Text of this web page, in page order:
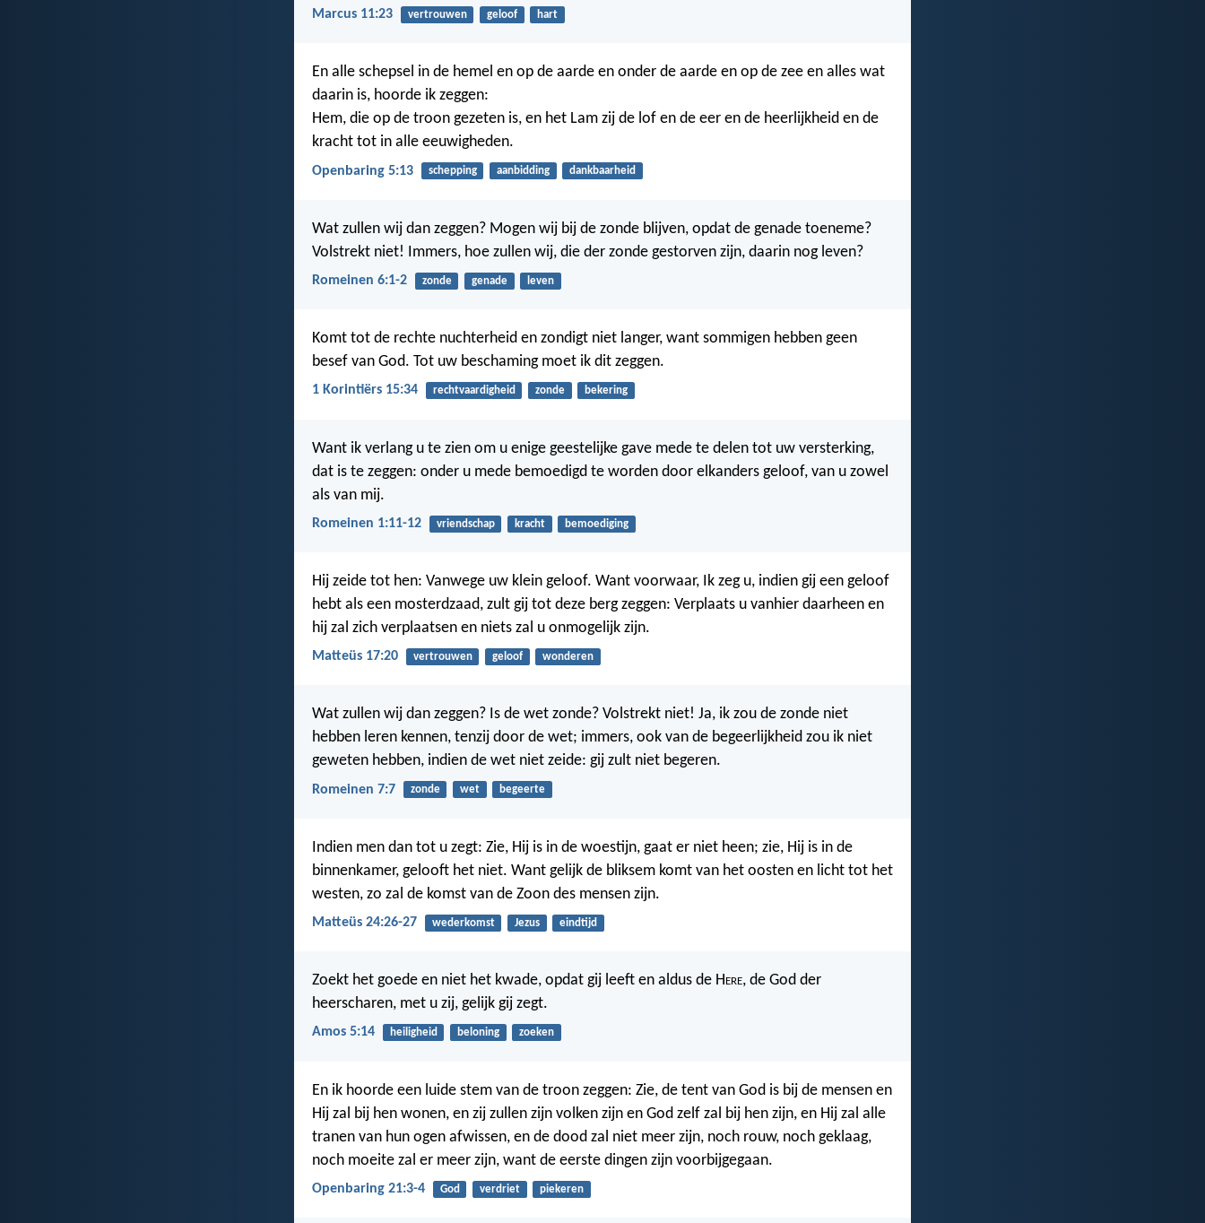
Marcus 11:23 vertrouwen geloof hart
En alle schepsel in de hemel en op de aarde en onder de aarde en op de zee en alles wat
daarin is, hoorde ik zeggen:
Hem, die op de troon gezeten is, en het Lam zij de lof en de eer en de heerlijkheid en de
kracht tot in alle eeuwigheden.
Openbaring 5:13 schepping aanbidding dankbaarheid
Wat zullen wij dan zeggen? Mogen wij bij de zonde blijven, opdat de genade toeneme?
Volstrekt niet! Immers, hoe zullen wij, die der zonde gestorven zijn, daarin nog leven?
Romeinen 6:1-2 zonde genade leven
Komt tot de rechte nuchterheid en zondigt niet langer, want sommigen hebben geen
besef van God. Tot uw beschaming moet ik dit zeggen.
1 Korintiërs 15:34 rechtvaardigheid zonde bekering
Want ik verlang u te zien om u enige geestelijke gave mede te delen tot uw versterking,
dat is te zeggen: onder u mede bemoedigd te worden door elkanders geloof, van u zowel
als van mij.
Romeinen 1:11-12 vriendschap kracht bemoediging
Hij zeide tot hen: Vanwege uw klein geloof. Want voorwaar, Ik zeg u, indien gij een geloof
hebt als een mosterdzaad, zult gij tot deze berg zeggen: Verplaats u vanhier daarheen en
hij zal zich verplaatsen en niets zal u onmogelijk zijn.
Matteüs 17:20 vertrouwen geloof wonderen
Wat zullen wij dan zeggen? Is de wet zonde? Volstrekt niet! Ja, ik zou de zonde niet
hebben leren kennen, tenzij door de wet; immers, ook van de begeerlijkheid zou ik niet
geweten hebben, indien de wet niet zeide: gij zult niet begeren.
Romeinen 7:7 zonde wet begeerte
Indien men dan tot u zegt: Zie, Hij is in de woestijn, gaat er niet heen; zie, Hij is in de
binnenkamer, gelooft het niet. Want gelijk de bliksem komt van het oosten en licht tot het
westen, zo zal de komst van de Zoon des mensen zijn.
Matteüs 24:26-27 wederkomst Jezus eindtijd
Zoekt het goede en niet het kwade, opdat gij leeft en aldus de Here, de God der
heerscharen, met u zij, gelijk gij zegt.
Amos 5:14 heiligheid beloning zoeken
En ik hoorde een luide stem van de troon zeggen: Zie, de tent van God is bij de mensen en
Hij zal bij hen wonen, en zij zullen zijn volken zijn en God zelf zal bij hen zijn, en Hij zal alle
tranen van hun ogen afwissen, en de dood zal niet meer zijn, noch rouw, noch geklaag,
noch moeite zal er meer zijn, want de eerste dingen zijn voorbijgegaan.
Openbaring 21:3-4 God verdriet piekeren